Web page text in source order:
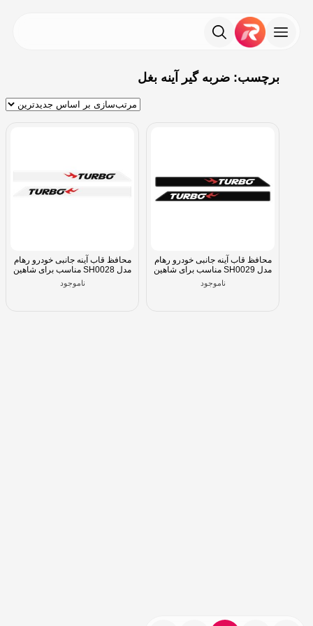
برچسب: ضربه گیر آینه بغل
محافظ قاب آینه جانبی خودرو رهام
مدل SH0029 مناسب برای شاهین
ناموجود
محافظ قاب آینه جانبی خودرو رهام
مدل SH0028 مناسب برای شاهین
ناموجود